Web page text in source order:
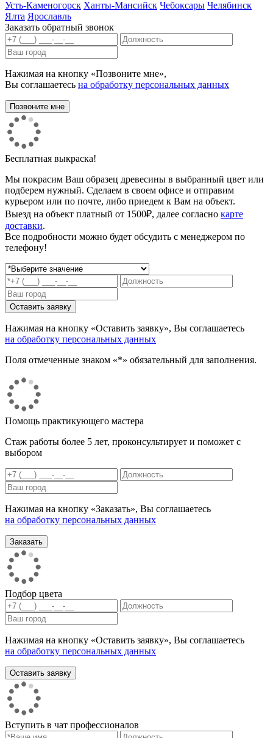
Усть-Каменогорск Ханты-Мансийск Чебоксары Челябинск
Ялта Ярославль
Заказать обратный звонок
Нажимая на кнопку «Позвоните мне»,
Вы соглашаетесь на обработку персональных данных
Бесплатная выкраска!
Мы покрасим Ваш образец древесины в выбранный цвет или
подберем нужный. Сделаем в своем офисе и отправим
курьером или по почте, либо приедем к Вам на объект.
Выезд на объект платный от 1500₽, далее согласно карте
доставки.
Все подробности можно будет обсудить с менеджером по
телефону!
Нажимая на кнопку «Оставить заявку», Вы соглашаетесь
на обработку персональных данных
Поля отмеченные знаком «*» обязательный для заполнения.
Помощь практикующего мастера
Стаж работы более 5 лет, проконсультирует и поможет с
выбором
Нажимая на кнопку «Заказать», Вы соглашаетесь
на обработку персональных данных
Подбор цвета
Нажимая на кнопку «Оставить заявку», Вы соглашаетесь
на обработку персональных данных
Вступить в чат профессионалов